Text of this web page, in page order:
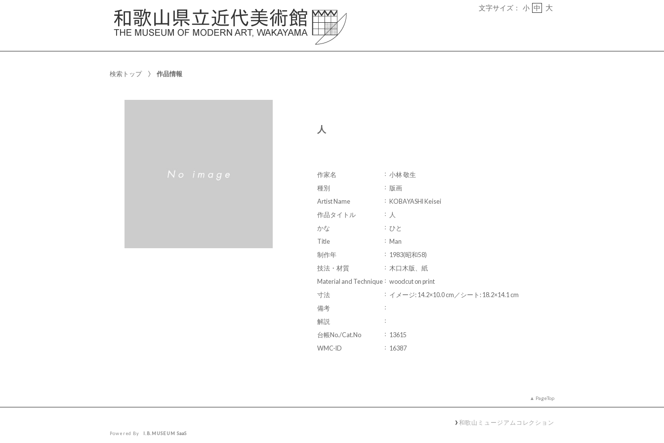
文字サイズ： 小 中 大
検索トップ 作品情報
人
作家名
小林 敬生
種別
版画
Artist Name
KOBAYASHI Keisei
作品タイトル
人
かな
ひと
Title
Man
制作年
1983(昭和58)
技法・材質
木口木版、紙
Material and Technique
woodcut on print
寸法
イメージ: 14.2×10.0 cm／シート: 18.2×14.1 cm
備考
解説
台帳No./Cat.No
13615
WMC-ID
16387
PageTop
和歌山ミュージアムコレクション
Powered By I.B.MUSEUM SaaS